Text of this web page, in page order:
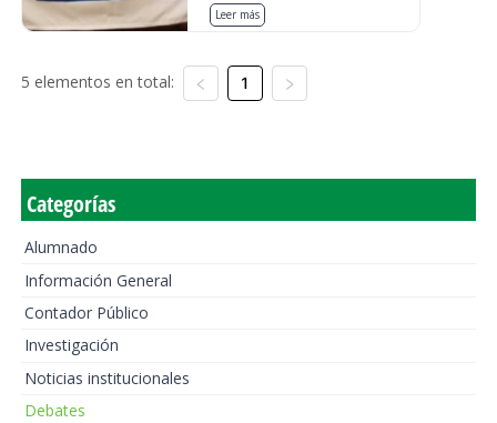
Leer más
5 elementos en total: 1
Categorías
Alumnado
Información General
Contador Público
Investigación
Noticias institucionales
Debates